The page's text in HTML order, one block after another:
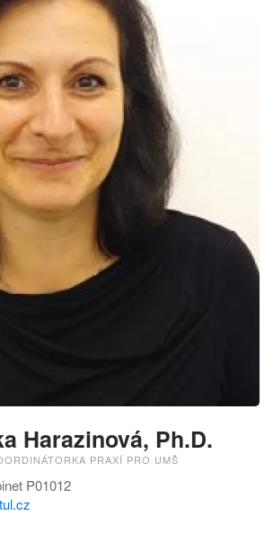
Harazinová, Ph.D.
PRAXÍ PRO UMŠ
P01012